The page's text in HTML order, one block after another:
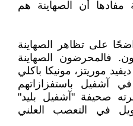
أن الصهاينة هم
على تظاهر الصهاينة
فالمحرضون الصهاينة
ديفيد موريتز، مونيكا باكلي
آشفيل باستفزازاتهم
صحيفة "آشفيل بليد"
في التعصب العلني